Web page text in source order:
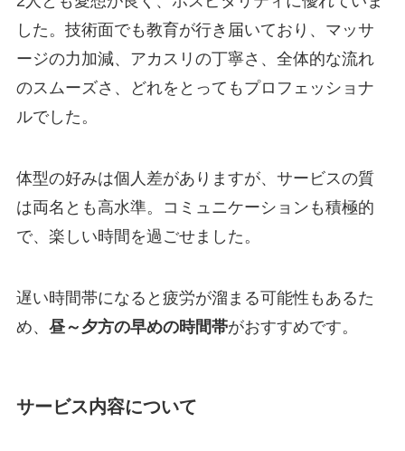
した。技術面でも教育が行き届いており、マッサ
ージの力加減、アカスリの丁寧さ、全体的な流れ
のスムーズさ、どれをとってもプロフェッショナ
ルでした。
体型の好みは個人差がありますが、サービスの質
は両名とも高水準。コミュニケーションも積極的
で、楽しい時間を過ごせました。
遅い時間帯になると疲労が溜まる可能性もあるた
め、 昼～夕方の早めの時間帯がおすすめです。
サービス内容について